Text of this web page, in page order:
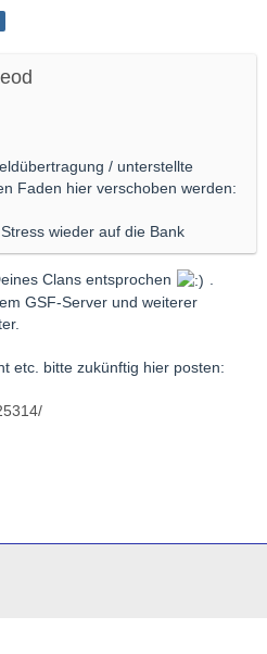
/ unterstellte
Faden hier verschoben werden:
wieder auf die Bank
Clans entsprochen
GSF-Server und weiterer
etc. bitte zukünftig hier posten: